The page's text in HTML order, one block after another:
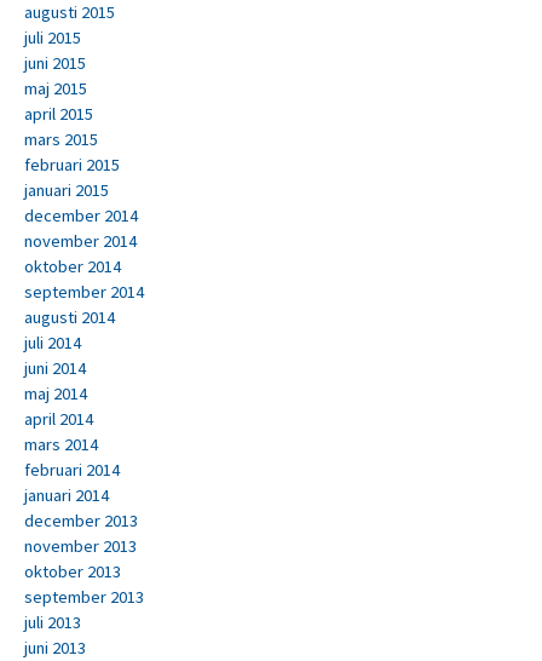
augusti 2015
juli 2015
juni 2015
maj 2015
april 2015
mars 2015
februari 2015
januari 2015
december 2014
november 2014
oktober 2014
september 2014
augusti 2014
juli 2014
juni 2014
maj 2014
april 2014
mars 2014
februari 2014
januari 2014
december 2013
november 2013
oktober 2013
september 2013
juli 2013
juni 2013